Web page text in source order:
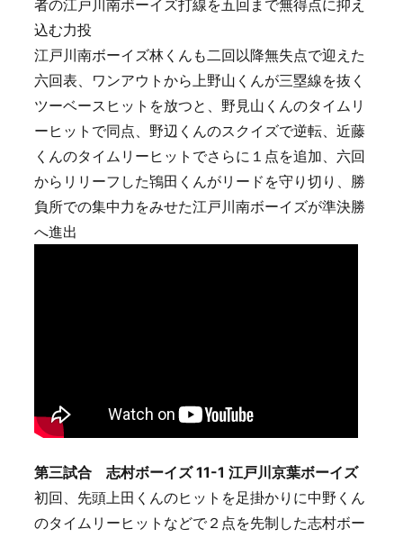
者の江戸川南ボーイズ打線を五回まで無得点に抑え
込む力投
江戸川南ボーイズ林くんも二回以降無失点で迎えた
六回表、ワンアウトから上野山くんが三塁線を抜く
ツーベースヒットを放つと、野見山くんのタイムリ
ーヒットで同点、野辺くんのスクイズで逆転、近藤
くんのタイムリーヒットでさらに１点を追加、六回
からリリーフした鴇田くんがリードを守り切り、勝
負所での集中力をみせた江戸川南ボーイズが準決勝
へ進出
第三試合 志村ボーイズ 11-1 江戸川京葉ボーイズ
初回、先頭上田くんのヒットを足掛かりに中野くん
のタイムリーヒットなどで２点を先制した志村ボー